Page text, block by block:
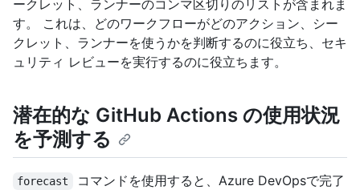
ークレット、ランナーのコンマ区切りのリストが含まれま
す。 これは、どのワークフローがどのアクション、シー
クレット、ランナーを使うかを判断するのに役立ち、セキ
ュリティ レビューを実行するのに役立ちます。
潜在的な GitHub Actions の使用状況
を予測する
forecast
コマンドを使用すると、Azure DevOpsで完了